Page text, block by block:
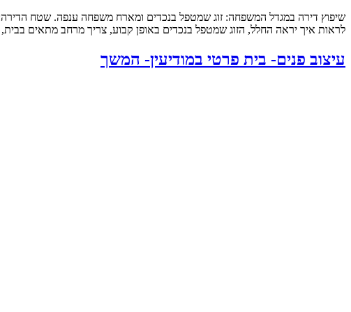
לראות איך יראה החלל, הזוג שמטפל בנכדים באופן קבוע, צריך מרחב מתאים
עיצוב פנים- בית פרטי במודיעין- המשך